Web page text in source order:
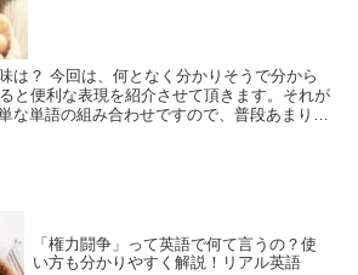
は？ 今回は、何となく分かりそうで分から
と便利な表現を紹介させて頂きます。それが
な単語の組み合わせですので、普段あまり意
「権力闘争」って英語で何て言うの？使
い方も分かりやすく解説！リアル英語